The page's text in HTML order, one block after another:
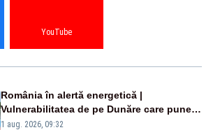
YouTube
România în alertă energetică |
Vulnerabilitatea de pe Dunăre care pune
în pericol Centrala Cernavodă era
1 aug. 2026, 09:32